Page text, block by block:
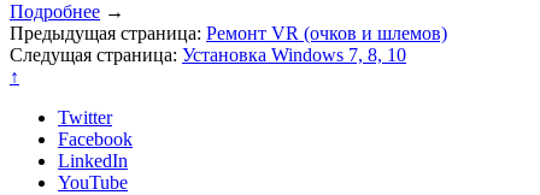
Подробнее →
Предыдущая страница: Ремонт VR (очков и шлемов)
Следущая страница: Установка Windows 7, 8, 10
↑
Twitter
Facebook
LinkedIn
YouTube